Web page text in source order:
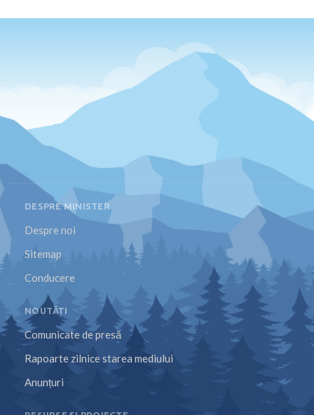
DESPRE MINISTER
Despre noi
Sitemap
Conducere
NOUTĂȚI
Comunicate de presă
Rapoarte zilnice starea mediului
Anunțuri